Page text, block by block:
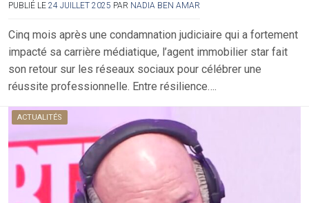
PUBLIÉ LE 24 JUILLET 2025 PAR NADIA BEN AMAR
Cinq mois après une condamnation judiciaire qui a fortement
impacté sa carrière médiatique, l’agent immobilier star fait
son retour sur les réseaux sociaux pour célébrer une
réussite professionnelle. Entre résilience….
ACTUALITÉS